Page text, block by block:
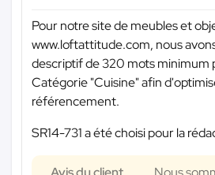
Pour notre site de meubles et
www.loftattitude.com, nous
descriptif de 320 mots minimum
Catégorie "Cuisine" afin
référencement.
SR14-731 a été choisi pour la